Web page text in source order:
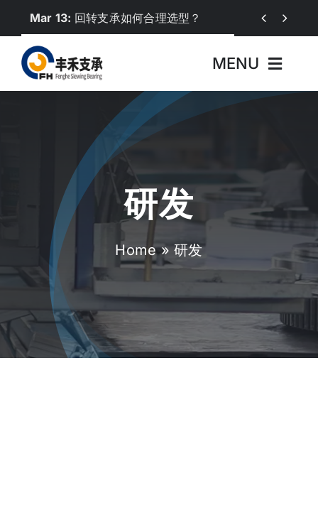
content
Mar 13: 回转支承如何合理选型？  
MENU
产品中心
行业应用
新闻
职业
研发
Home»研发